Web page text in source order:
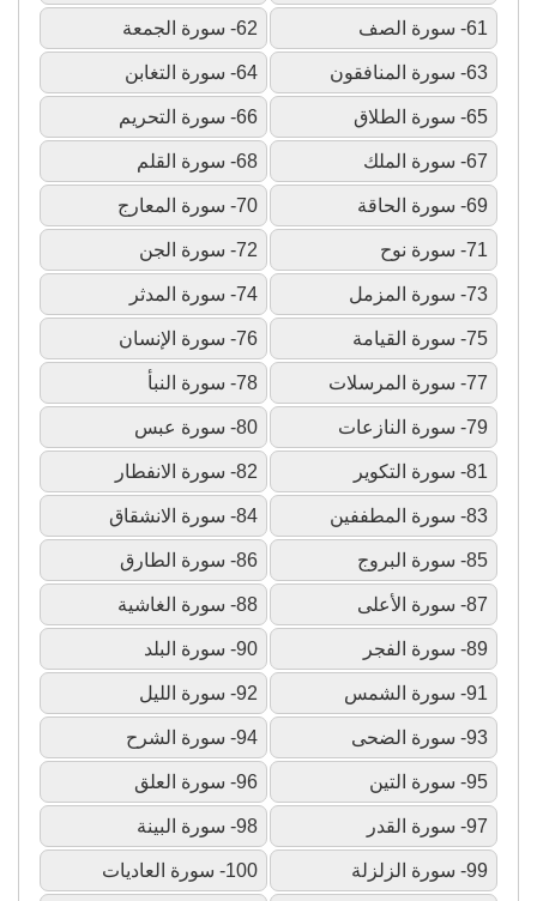
61- سورة الصف 62- سورة الجمعة
63- سورة المنافقون 64- سورة التغابن
65- سورة الطلاق 66- سورة التحريم
67- سورة الملك 68- سورة القلم
69- سورة الحاقة 70- سورة المعارج
71- سورة نوح 72- سورة الجن
73- سورة المزمل 74- سورة المدثر
75- سورة القيامة 76- سورة الإنسان
77- سورة المرسلات 78- سورة النبأ
79- سورة النازعات 80- سورة عبس
81- سورة التكوير 82- سورة الانفطار
83- سورة المطففين 84- سورة الانشقاق
85- سورة البروج 86- سورة الطارق
87- سورة الأعلى 88- سورة الغاشية
89- سورة الفجر 90- سورة البلد
91- سورة الشمس 92- سورة الليل
93- سورة الضحى 94- سورة الشرح
95- سورة التين 96- سورة العلق
97- سورة القدر 98- سورة البينة
99- سورة الزلزلة 100- سورة العاديات